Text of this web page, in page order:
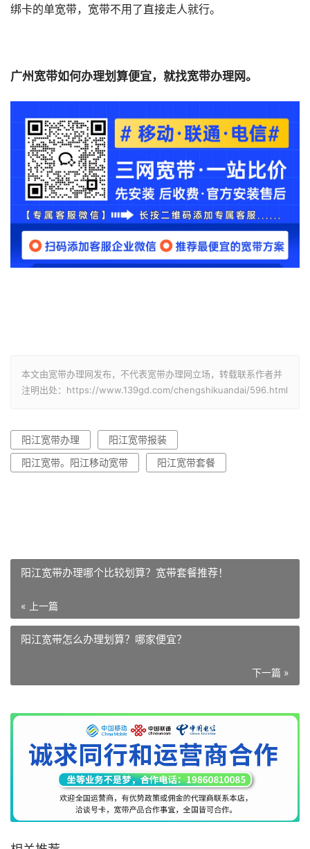
绑卡的单宽带，宽带不用了直接走人就行。
广州宽带如何办理划算便宜，就找宽带办理网。
本文由宽带办理网发布，不代表宽带办理网立场，转载联系作者并
注明出处：https://www.139gd.com/chengshikuandai/596.html
阳江宽带办理
阳江宽带报装
阳江宽带。阳江移动宽带
阳江宽带套餐
阳江宽带办理哪个比较划算？宽带套餐推荐！
« 上一篇
阳江宽带怎么办理划算？哪家便宜？
下一篇 »